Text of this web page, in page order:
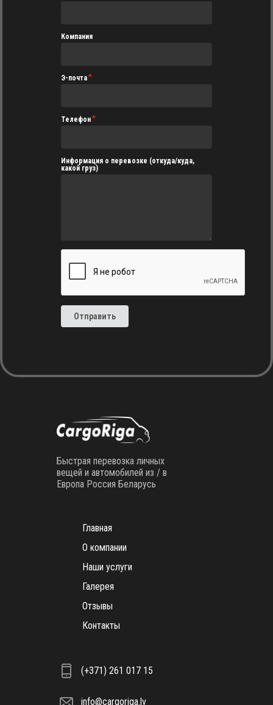
Компания
Э-почта
Телефон
Информация о перевозке (откуда/куда,
какой груз)
Отправить
Быстрая перевозка личных
вещей и автомобилей из / в
Европа Россия Беларусь
Главная
О компании
Наши услуги
Галерея
Отзывы
Контакты
(+371) 261 017 15
info@cargoriga.lv